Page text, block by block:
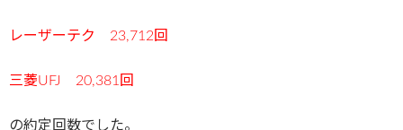
レーザーテク 23,712回
三菱UFJ 20,381回
の約定回数でした。